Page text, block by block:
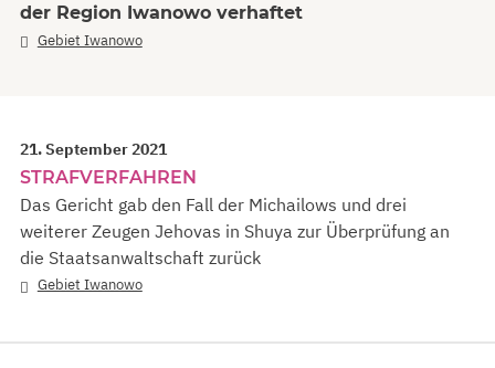
der Region Iwanowo verhaftet
Gebiet Iwanowo
21. September 2021
STRAFVERFAHREN
Das Gericht gab den Fall der Michailows und drei
weiterer Zeugen Jehovas in Shuya zur Überprüfung an
die Staatsanwaltschaft zurück
Gebiet Iwanowo